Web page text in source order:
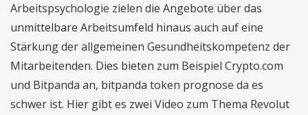
Arbeitspsychologie zielen die Angebote über das
unmittelbare Arbeitsumfeld hinaus auch auf eine
Stärkung der allgemeinen Gesundheitskompetenz der
Mitarbeitenden. Dies bieten zum Beispiel Crypto.com
und Bitpanda an, bitpanda token prognose da es
schwer ist. Hier gibt es zwei Video zum Thema Revolut